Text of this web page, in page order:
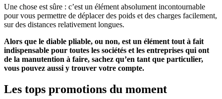
Une chose est sûre : c’est un élément absolument incontournable
pour vous permettre de déplacer des poids et des charges facilement,
sur des distances relativement longues.
Alors que le diable pliable, ou non, est un élément tout à fait
indispensable pour toutes les sociétés et les entreprises qui ont
de la manutention à faire, sachez qu’en tant que particulier,
vous pouvez aussi y trouver votre compte.
Les tops promotions du moment